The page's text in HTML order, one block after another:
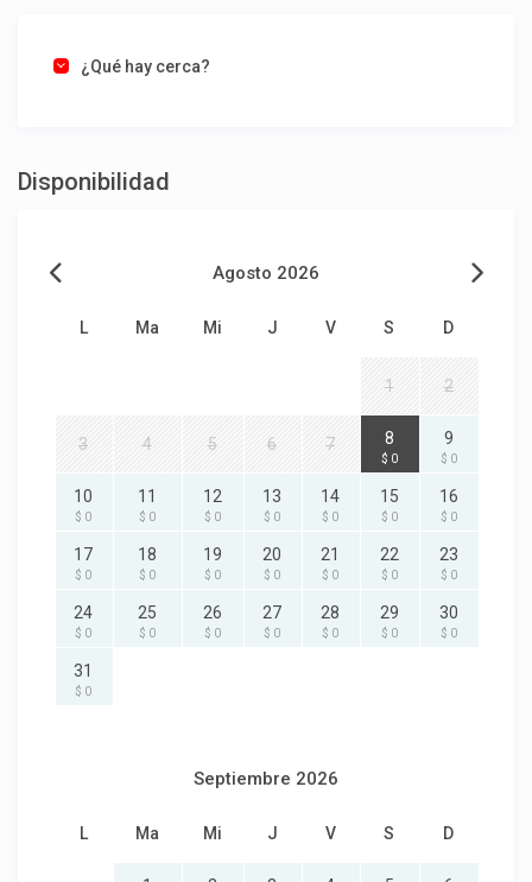
¿Qué hay cerca?
Disponibilidad
Agosto 2026
L Ma Mi J V S D
1 2
3 4 5 6 7 8
$ 0
9
$ 0
10
$ 0
11
$ 0
12
$ 0
13
$ 0
14
$ 0
15
$ 0
16
$ 0
17
$ 0
18
$ 0
19
$ 0
20
$ 0
21
$ 0
22
$ 0
23
$ 0
24
$ 0
25
$ 0
26
$ 0
27
$ 0
28
$ 0
29
$ 0
30
$ 0
31
$ 0
Septiembre 2026
L Ma Mi J V S D